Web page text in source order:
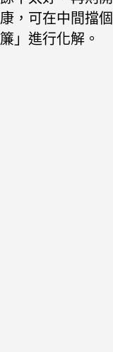
康，可在中間擋
簾」進行化解。